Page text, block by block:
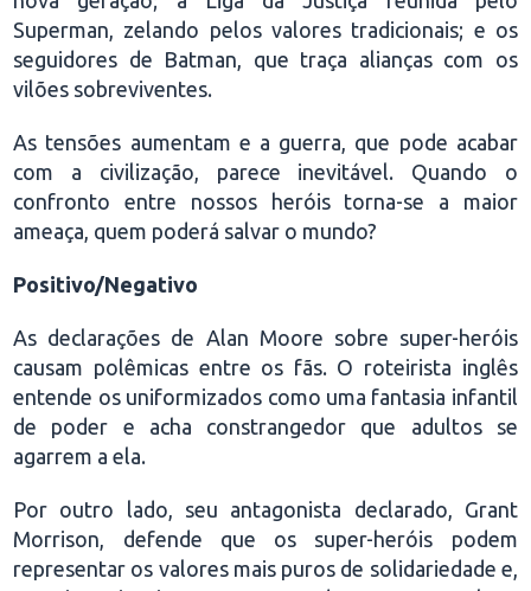
Superman, zelando pelos valores tradicionais; e os
seguidores de Batman, que traça alianças com os
vilões sobreviventes.
As tensões aumentam e a guerra, que pode acabar
com a civilização, parece inevitável. Quando o
confronto entre nossos heróis torna-se a maior
ameaça, quem poderá salvar o mundo?
Positivo/Negativo
As declarações de Alan Moore sobre super-heróis
causam polêmicas entre os fãs. O roteirista inglês
entende os uniformizados como uma fantasia infantil
de poder e acha constrangedor que adultos se
agarrem a ela.
Por outro lado, seu antagonista declarado, Grant
Morrison, defende que os super-heróis podem
representar os valores mais puros de solidariedade e,